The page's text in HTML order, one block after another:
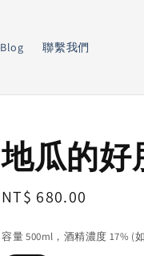
Blog 聯繫我們
地瓜的好
Regular
NT$ 680.00
容量 500ml，酒精濃度 17% (